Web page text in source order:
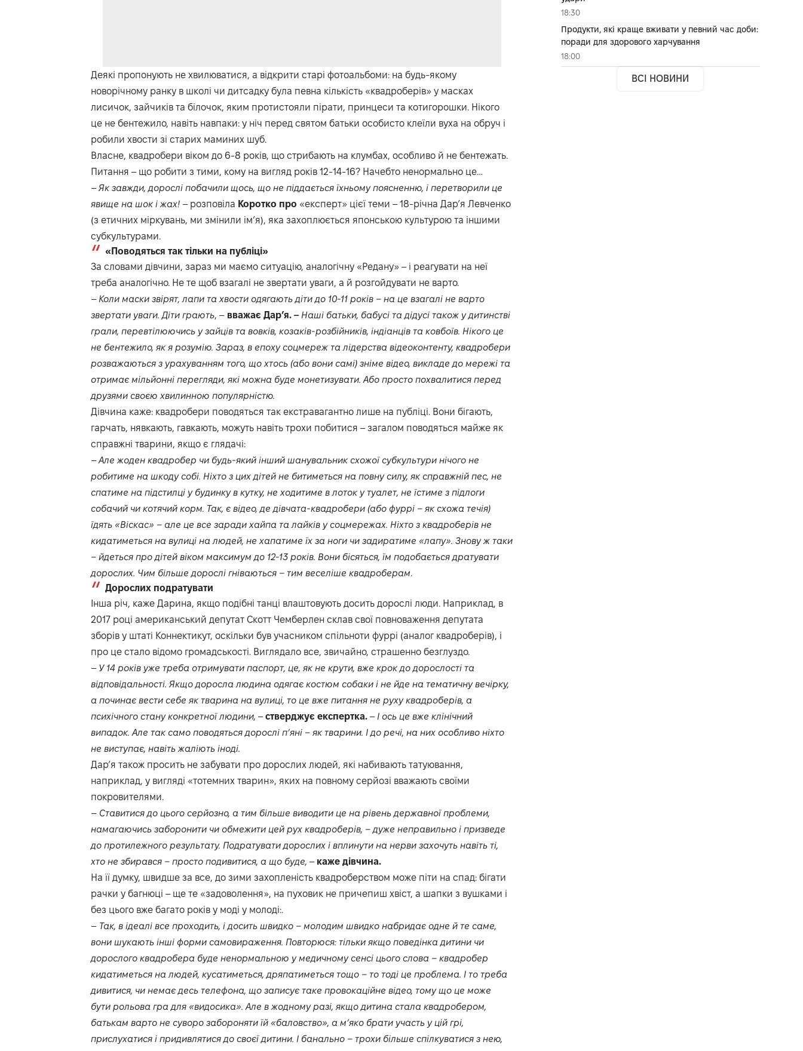
Деякі пропонують не хвилюватися, а відкрити старі фотоальбоми: на будь-якому
новорічному ранку в школі чи дитсадку була певна кількість «квадроберів» у масках
лисичок, зайчиків та білочок, яким протистояли пірати, принцеси та котигорошки. Нікого
це не бентежило, навіть навпаки: у ніч перед святом батьки особисто клеїли вуха на обруч і
робили хвости зі старих маминих шуб.
Власне, квадробери віком до 6-8 років, що стрибають на клумбах, особливо й не бентежать.
Питання – що робити з тими, кому на вигляд років 12-14-16? Начебто ненормально це…
–Як завжди, дорослі побачили щось, що не піддається їхньому поясненню, і перетворили це
явище на шок і жах! – розповіла Коротко про «експерт» цієї теми – 18-річна Дар’я Левченко
(з етичних міркувань, ми змінили ім’я), яка захоплюється японською культурою та іншими
субкультурами.
«Поводяться так тільки на публіці»
За словами дівчини, зараз ми маємо ситуацію, аналогічну «Редану» – і реагувати на неї
треба аналогічно. Не те щоб взагалі не звертати уваги, а й розгойдувати не варто.
– Коли маски звірят, лапи та хвости одягають діти до 10-11 років – на це взагалі не варто
звертати уваги. Діти грають, – вважає Дар’я. – Наші батьки, бабусі та дідусі також у дитинстві
грали, перевтілюючись у зайців та вовків, козаків-розбійників, індіанців та ковбоїв. Нікого це
не бентежило, як я розумію. Зараз, в епоху соцмереж та лідерства відеоконтенту, квадробери
розважаються з урахуванням того, що хтось (або вони самі) зніме відео, викладе до мережі та
отримає мільйонні перегляди, які можна буде монетизувати. Або просто похвалитися перед
друзями своєю хвилинною популярністю.
Дівчина каже: квадробери поводяться так екстравагантно лише на публіці. Вони бігають,
гарчать, нявкають, гавкають, можуть навіть трохи побитися – загалом поводяться майже як
справжні тварини, якщо є глядачі:
–Але жоден квадробер чи будь-який інший шанувальник схожої субкультури нічого не
робитиме на шкоду собі. Ніхто з цих дітей не битиметься на повну силу, як справжній пес, не
спатиме на підстилці у будинку в кутку, не ходитиме в лоток у туалет, не їстиме з підлоги
собачий чи котячий корм. Так, є відео, де дівчата-квадробери (або фуррі – як схожа течія)
їдять «Віскас» – але це все заради хайпа та лайків у соцмережах. Ніхто з квадроберів не
кидатиметься на вулиці на людей, не хапатиме їх за ноги чи задиратиме «лапу». Знову ж таки
– йдеться про дітей віком максимум до 12-13 років. Вони бісяться, їм подобається дратувати
дорослих. Чим більше дорослі гніваються – тим веселіше квадроберам.
Дорослих подратувати
Інша річ, каже Дарина, якщо подібні танці влаштовують досить дорослі люди. Наприклад, в
2017 році американський депутат Скотт Чемберлен склав свої повноваження депутата
зборів у штаті Коннектикут, оскільки був учасником спільноти фуррі (аналог квадроберів), і
про це стало відомо громадськості. Виглядало все, звичайно, страшенно безглуздо.
– У 14 років уже треба отримувати паспорт, це, як не крути, вже крок до дорослості та
відповідальності. Якщо доросла людина одягає костюм собаки і не йде на тематичну вечірку,
а починає вести себе як тварина на вулиці, то це вже питання не руху квадроберів, а
психічного стану конкретної людини, –стверджує експертка. – І ось це вже клінічний
випадок. Але так само поводяться дорослі п’яні – як тварини. І до речі, на них особливо ніхто
не виступає, навіть жаліють іноді.
Дар’я також просить не забувати про дорослих людей, які набивають татуювання,
наприклад, у вигляді «тотемних тварин», яких на повному серйозі вважають своїми
покровителями.
– Ставитися до цього серйозно, а тим більше виводити це на рівень державної проблеми,
намагаючись заборонити чи обмежити цей рух квадроберів, – дуже неправильно і призведе
до протилежного результату. Подратувати дорослих і вплинути на нерви захочуть навіть ті,
хто не збирався – просто подивитися, а що буде, – каже дівчина.
На її думку, швидше за все, до зими захопленість квадроберством може піти на спад: бігати
рачки у багнюці – ще те «задоволення», на пуховик не причепиш хвіст, а шапки з вушками і
без цього вже багато років у моді у молоді:.
– Так, в ідеалі все проходить, і досить швидко – молодим швидко набридає одне й те саме,
вони шукають інші форми самовираження. Повторюся: тільки якщо поведінка дитини чи
дорослого квадробера буде ненормальною у медичному сенсі цього слова – квадробер
кидатиметься на людей, кусатиметься, дряпатиметься тощо – то тоді це проблема. І то треба
дивитися, чи немає десь телефона, що записує таке провокаційне відео, тому що це може
бути рольова гра для «видосика». Але в жодному разі, якщо дитина стала квадробером,
батькам варто не суворо забороняти їй «баловство», а м’яко брати участь у цій грі,
прислухатися і придивлятися до своєї дитини. І банально – трохи більше спілкуватися з нею,
18:30
Продукти, які краще вживати у певний час доби:
поради для здорового харчування
18:00
ВСІ НОВИНИ